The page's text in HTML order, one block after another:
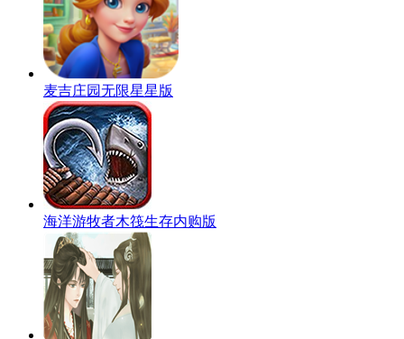
麦吉庄园无限星星版
海洋游牧者木筏生存内购版